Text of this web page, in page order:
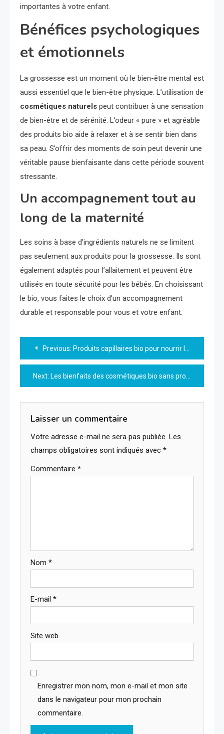
importantes à votre enfant.
Bénéfices psychologiques
et émotionnels
La grossesse est un moment où le bien-être mental est
aussi essentiel que le bien-être physique. L’utilisation de
cosmétiques naturels peut contribuer à une sensation
de bien-être et de sérénité. L’odeur « pure » et agréable
des produits bio aide à relaxer et à se sentir bien dans
sa peau. S’offrir des moments de soin peut devenir une
véritable pause bienfaisante dans cette période souvent
stressante.
Un accompagnement tout au
long de la maternité
Les soins à base d’ingrédients naturels ne se limitent
pas seulement aux produits pour la grossesse. Ils sont
également adaptés pour l’allaitement et peuvent être
utilisés en toute sécurité pour les bébés. En choisissant
le bio, vous faites le choix d’un accompagnement
durable et responsable pour vous et votre enfant.
Navigation
de
l’article
Previous: Produits capillaires bio pour nourrir les cheveux secs
Next: Les bienfaits des cosmétiques bio sans produits chimiques pour votre peau
Laisser un commentaire
Votre adresse e-mail ne sera pas publiée. Les
champs obligatoires sont indiqués avec *
Commentaire *
Nom *
E-mail *
Site web
Enregistrer mon nom, mon e-mail et mon site
dans le navigateur pour mon prochain
commentaire.